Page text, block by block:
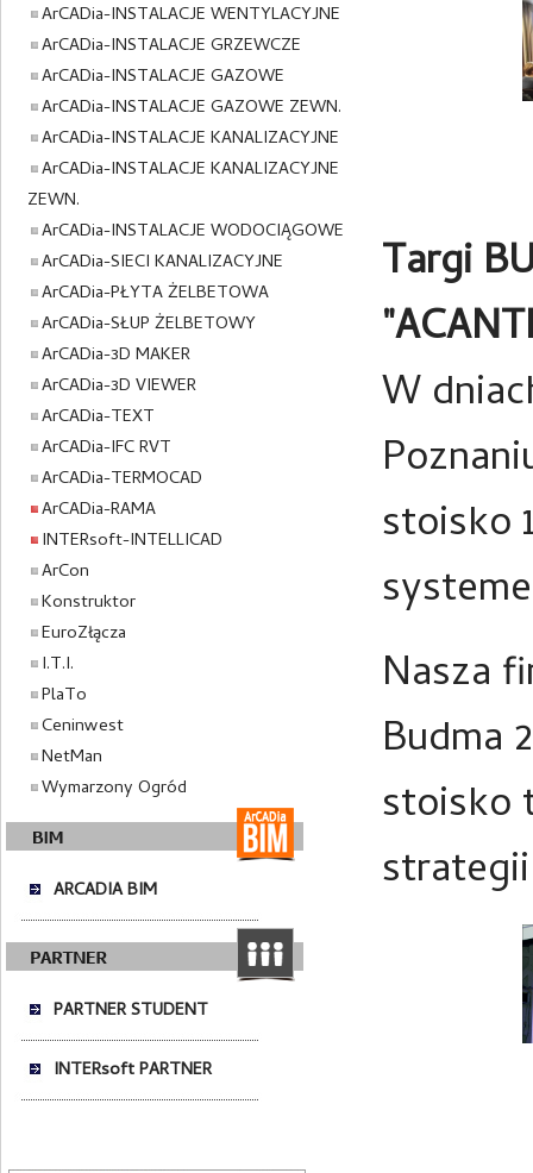
ArCADia-INSTALACJE WENTYLACYJNE
ArCADia-INSTALACJE GRZEWCZE
ArCADia-INSTALACJE GAZOWE
ArCADia-INSTALACJE GAZOWE ZEWN.
ArCADia-INSTALACJE KANALIZACYJNE
ArCADia-INSTALACJE KANALIZACYJNE
ZEWN.
ArCADia-INSTALACJE WODOCIĄGOWE
ArCADia-SIECI KANALIZACYJNE
ArCADia-PŁYTA ŻELBETOWA
ArCADia-SŁUP ŻELBETOWY
ArCADia-3D MAKER
ArCADia-3D VIEWER
ArCADia-TEXT
ArCADia-IFC RVT
ArCADia-TERMOCAD
ArCADia-RAMA
INTERsoft-INTELLICAD
ArCon
Konstruktor
EuroZłącza
I.T.I.
PlaTo
Ceninwest
NetMan
Wymarzony Ogród
ARCADIA BIM
PARTNER STUDENT
INTERsoft PARTNER
Targi
W
stoisko
Nasza
Budma
stoisko